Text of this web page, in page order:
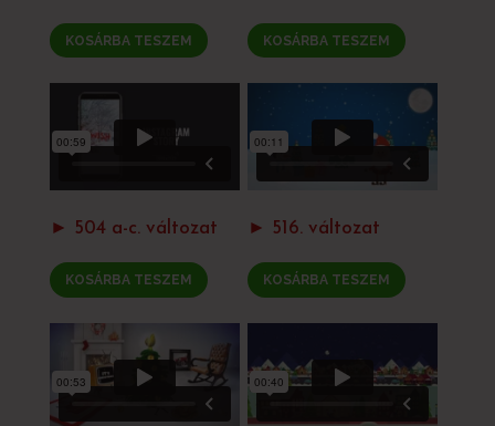
KOSÁRBA TESZEM KOSÁRBA TESZEM
► 504 a-c. változat
KOSÁRBA TESZEM
► 516. változat
KOSÁRBA TESZEM